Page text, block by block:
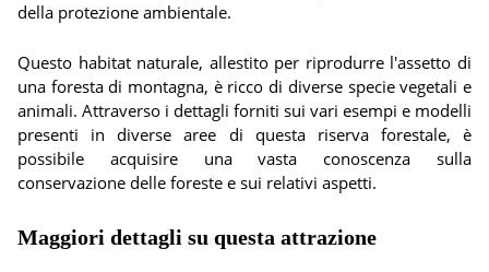
della protezione ambientale.
Questo habitat naturale, allestito per riprodurre l'assetto di
una foresta di montagna, è ricco di diverse specie vegetali e
animali. Attraverso i dettagli forniti sui vari esempi e modelli
presenti in diverse aree di questa riserva forestale, è
possibile acquisire una vasta conoscenza sulla
conservazione delle foreste e sui relativi aspetti.
Maggiori dettagli su questa attrazione